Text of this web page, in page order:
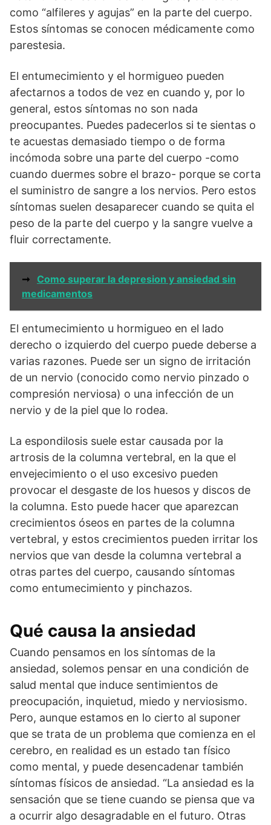
como “alfileres y agujas” en la parte del cuerpo.
Estos síntomas se conocen médicamente como
parestesia.
El entumecimiento y el hormigueo pueden
afectarnos a todos de vez en cuando y, por lo
general, estos síntomas no son nada
preocupantes. Puedes padecerlos si te sientas o
te acuestas demasiado tiempo o de forma
incómoda sobre una parte del cuerpo -como
cuando duermes sobre el brazo- porque se corta
el suministro de sangre a los nervios. Pero estos
síntomas suelen desaparecer cuando se quita el
peso de la parte del cuerpo y la sangre vuelve a
fluir correctamente.
➞
Como superar la depresion y ansiedad sin
medicamentos
El entumecimiento u hormigueo en el lado
derecho o izquierdo del cuerpo puede deberse a
varias razones. Puede ser un signo de irritación
de un nervio (conocido como nervio pinzado o
compresión nerviosa) o una infección de un
nervio y de la piel que lo rodea.
La espondilosis suele estar causada por la
artrosis de la columna vertebral, en la que el
envejecimiento o el uso excesivo pueden
provocar el desgaste de los huesos y discos de
la columna. Esto puede hacer que aparezcan
crecimientos óseos en partes de la columna
vertebral, y estos crecimientos pueden irritar los
nervios que van desde la columna vertebral a
otras partes del cuerpo, causando síntomas
como entumecimiento y pinchazos.
Qué causa la ansiedad
Cuando pensamos en los síntomas de la
ansiedad, solemos pensar en una condición de
salud mental que induce sentimientos de
preocupación, inquietud, miedo y nerviosismo.
Pero, aunque estamos en lo cierto al suponer
que se trata de un problema que comienza en el
cerebro, en realidad es un estado tan físico
como mental, y puede desencadenar también
síntomas físicos de ansiedad. “La ansiedad es la
sensación que se tiene cuando se piensa que va
a ocurrir algo desagradable en el futuro. Otras